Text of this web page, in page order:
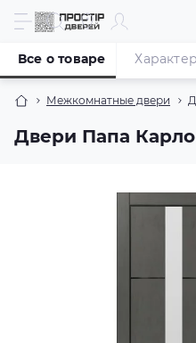
Межкомнатные двери
Двери Папа Карло
Все о товаре